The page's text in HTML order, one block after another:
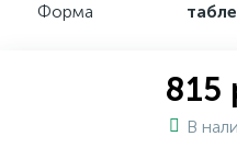
Форма
815
В